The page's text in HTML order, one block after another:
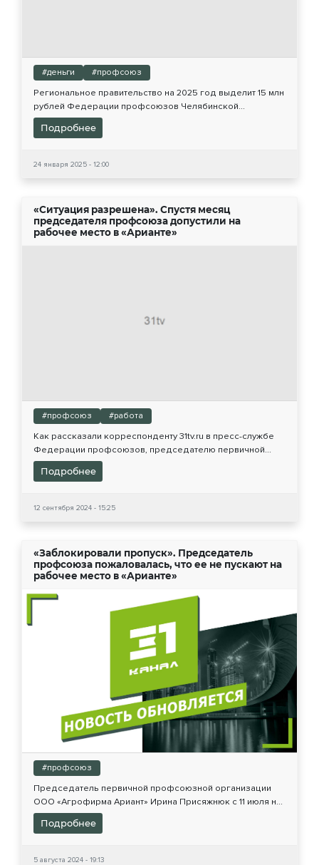
#деньги #профсоюз
Региональное правительство на 2025 год выделит 15 млн
рублей Федерации профсоюзов Челябинской...
Подробнее
24 января 2025 - 12:00
«Ситуация разрешена». Спустя месяц
председателя профсоюза допустили на
рабочее место в «Арианте»
#профсоюз #работа
Как рассказали корреспонденту 31tv.ru в пресс-службе
Федерации профсоюзов, председателю первичной...
Подробнее
12 сентября 2024 - 15:25
«Заблокировали пропуск». Председатель
профсоюза пожаловалась, что ее не пускают на
рабочее место в «Арианте»
#профсоюз
Председатель первичной профсоюзной организации
ООО «Агрофирма Ариант» Ирина Присяжнюк с 11 июля н...
Подробнее
5 августа 2024 - 19:13